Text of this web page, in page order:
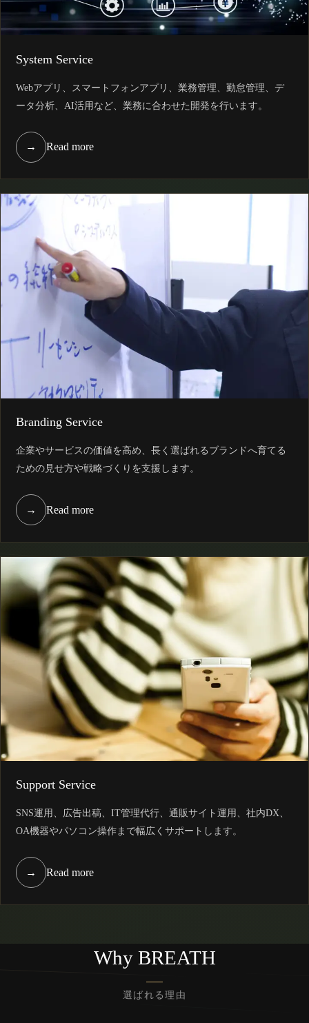
System Service
Webアプリ、スマートフォンアプリ、業務管理、勤怠管理、デ
ータ分析、AI活用など、業務に合わせた開発を行います。
→ Read more
Branding Service
企業やサービスの価値を高め、長く選ばれるブランドへ育てる
ための見せ方や戦略づくりを支援します。
→ Read more
Support Service
SNS運用、広告出稿、IT管理代行、通販サイト運用、社内DX、
OA機器やパソコン操作まで幅広くサポートします。
→ Read more
Why BREATH
選ばれる理由